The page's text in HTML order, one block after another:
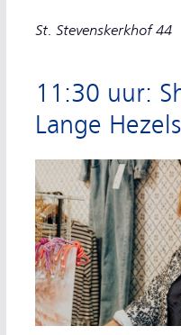
St. Stevenskerkhof 44
11:30 uur:
Lange